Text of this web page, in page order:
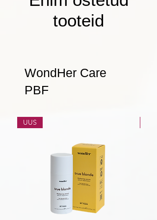
tooteid
WondHer Care
PBF
UUS